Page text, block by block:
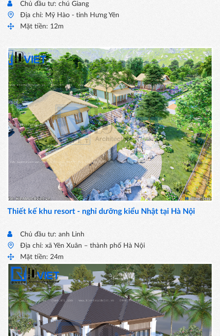
Chủ đầu tư: chú Giang
Địa chỉ: Mỹ Hào - tỉnh Hưng Yên
Mặt tiền: 12m
Thiết kế khu resort - nghỉ dưỡng kiểu Nhật tại Hà Nội
Chủ đầu tư: anh Linh
Địa chỉ: xã Yên Xuân – thành phố Hà Nội
Mặt tiền: 24m